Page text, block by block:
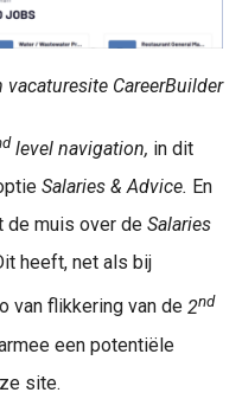
CareerBuilder
level navigation, in dit
Salaries & Advice. En
de muis over de Salaries
heeft, net als bij
van flikkering van de 2nd
een potentiële
site.